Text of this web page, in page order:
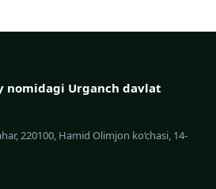
nomidagi Urganch davlat
220100, Hamid Olimjon ko‘chasi, 14-